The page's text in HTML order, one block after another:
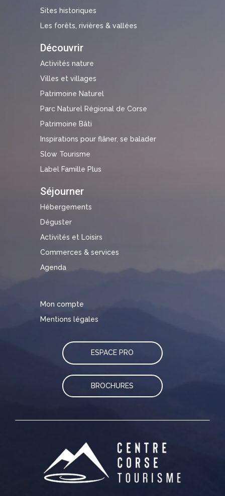
Sites historiques
Les forêts, rivières & vallées
Découvrir
Activités nature
Villes et villages
Patrimoine Naturel
Parc Naturel Régional de Corse
Patrimoine Bâti
Inspirations pour flâner, se balader
Slow Tourisme
Label Famille Plus
Séjourner
Hébergements
Déguster
Activités et Loisirs
Commerces & services
Agenda
Mon compte
Mentions légales
ESPACE PRO
BROCHURES